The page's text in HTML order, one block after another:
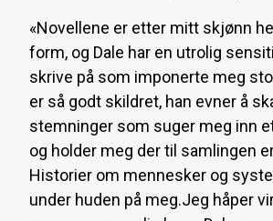
«Novellene er etter mitt skjønn
form, og Dale har en utrolig
skrive på som imponerte meg
er så godt skildret, han evner å
stemninger som suger meg inn
og holder meg der til samlingen
Historier om mennesker og
under huden på meg.Jeg håper